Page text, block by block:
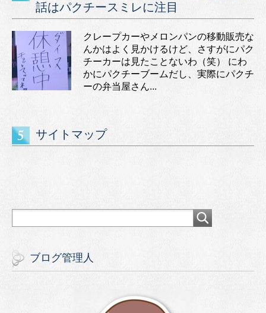
話はパクチースミレに注目
クレープカーやメロンパンの移動販売な
んかはよく見かけるけど、さすがにパク
チーカーは見たことないわ（笑） にわ
かにパクチーブームだし、実際にパクチ
ーの弁当屋さん...
サイトマップ
ブログ管理人